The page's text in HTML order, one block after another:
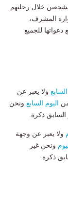
خلال رحلتهم.
المشرف،
للجميع
السابع ولا يعبر عن
اليوم السابع ونحن
ذكرة.
ولا يعبر عن وجهة
ونحن غير
ذكرة.